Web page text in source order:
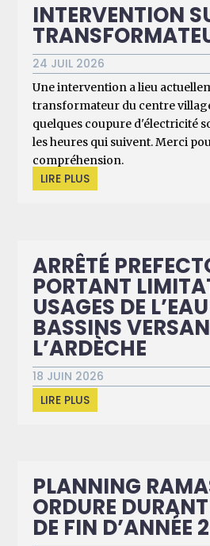
INTERVENTION
24 JUIL 2026
Une intervention a lieu
transformateur du centre
quelques coupure d'électricité
les heures qui suivent. Merci
compréhension.
LIRE PLUS
ARRÊTÉ
PORTANT
USAGES DE
BASSINS
L’ARDÈCHE
18 JUIN 2026
LIRE PLUS
PLANNING
ORDURE DURANT
DE FIN